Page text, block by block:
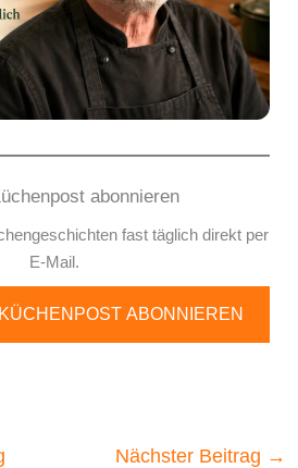
abonnieren
fast täglich direkt per
E-Mail.
KÜCHENPOST ABONNIEREN
Nächster Beitrag →